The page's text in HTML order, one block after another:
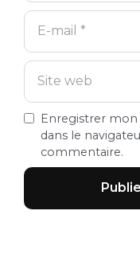
Enregistrer
dans le
commentaire.